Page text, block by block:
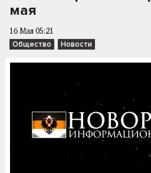
мая
16 Мая 05:21
Общество Новости